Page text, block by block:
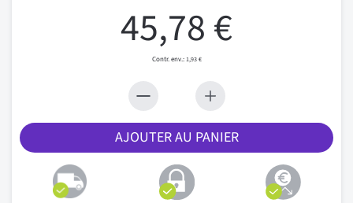
45,78 €
1,93 €
AJOUTER AU PANIER